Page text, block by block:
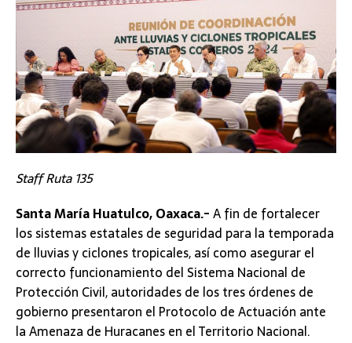
Staff Ruta 135
Santa María Huatulco, Oaxaca.-A fin de fortalecer
los sistemas estatales de seguridad para la temporada
de lluvias y ciclones tropicales, así como asegurar el
correcto funcionamiento del Sistema Nacional de
Protección Civil, autoridades de los tres órdenes de
gobierno presentaron el Protocolo de Actuación ante
la Amenaza de Huracanes en el Territorio Nacional.